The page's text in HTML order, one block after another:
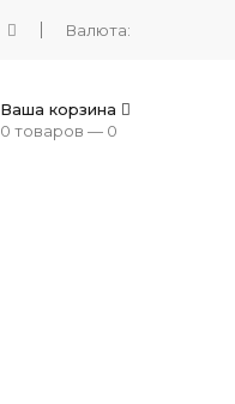
Валюта:
Ваша корзина
0 товаров — 0